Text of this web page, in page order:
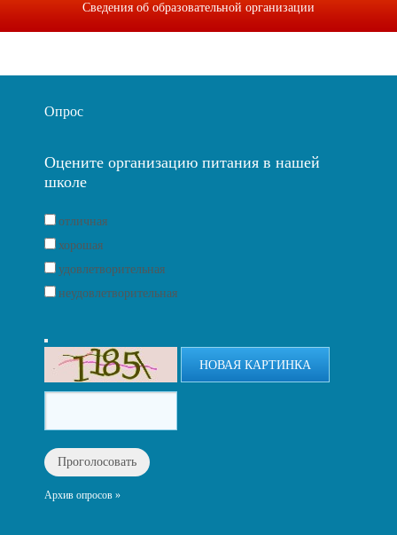
Сведения об образовательной организации
Опрос
Оцените организацию питания в нашей
школе
отличная
хорошая
удовлетворительная
неудовлетворительная
НОВАЯ КАРТИНКА
Архив опросов »